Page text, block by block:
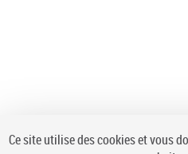
Ce site utilise des cookies et vous